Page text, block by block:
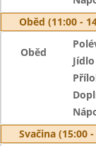
Oběd (11:00 -
Oběd
Jídlo
Svačina (15:00